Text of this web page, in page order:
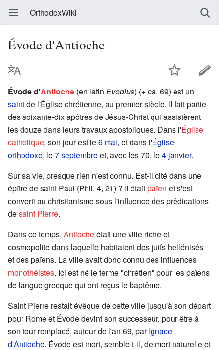
OrthodoxWiki
Évode d'Antioche
Évode d'Antioche (en latin Evodius) (+ ca. 69) est un
saintde l'Église chrétienne, au premier siècle. Il fait partie
des soixante-dix apôtres de Jésus-Christ qui assistèrent
les douze dans leurs travaux apostoliques. Dans l'Église
catholique, son jour est le6 mai, et dans l'Église
orthodoxe, le7 septembreet, avec les 70, le4 janvier.
Sur sa vie, presque rien n'est connu. Est-il cité dans une
épître de saint Paul (Phil. 4, 21) ? Il étaitpaïen et s'est
converti au christianisme sous l'influence des prédications
desaint Pierre.
Dans ce temps, Antiocheétait une ville riche et
cosmopolite dans laquelle habitaient des juifs hellénisés
et des païens. La ville avait donc connu des influences
monothéistes. Ici est né le terme "chrétien" pour les païens
de langue grecque qui ont reçus le baptême.
Saint Pierre restait évêque de cette ville jusqu'à son départ
pour Rome et Évode devint son successeur, pour être à
son tour remplacé, autour de l'an 69, parIgnace
d'Antioche. Évode est mort, semble-t-il, de mort naturelle et